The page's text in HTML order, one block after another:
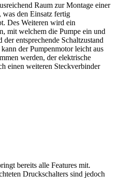
Raum zur Montage einer
den Einsatz fertig
Des Weiteren wird ein
mit welchem die Pumpe ein und
entsprechende Schaltzustand
der Pumpenmotor leicht aus
werden, der elektrische
einen weiteren Steckverbinder
bereits alle Features mit.
Druckschalters sind jedoch